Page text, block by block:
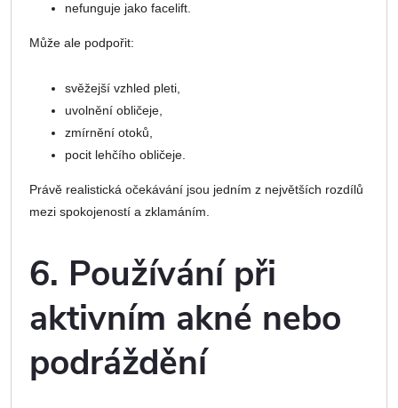
nefunguje jako facelift.
Může ale podpořit:
svěžejší vzhled pleti,
uvolnění obličeje,
zmírnění otoků,
pocit lehčího obličeje.
Právě realistická očekávání jsou jedním z největších rozdílů
mezi spokojeností a zklamáním.
6. Používání při
aktivním akné nebo
podráždění